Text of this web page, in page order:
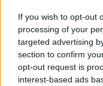
If you wish to opt-out
processing of your
targeted advertising
section to confirm
opt-out request is
interest-based ads
Μάλλον έχει
δικαιολογείται..
........"τρόπο"!
ΑΠΑΝΤΗΣΗ